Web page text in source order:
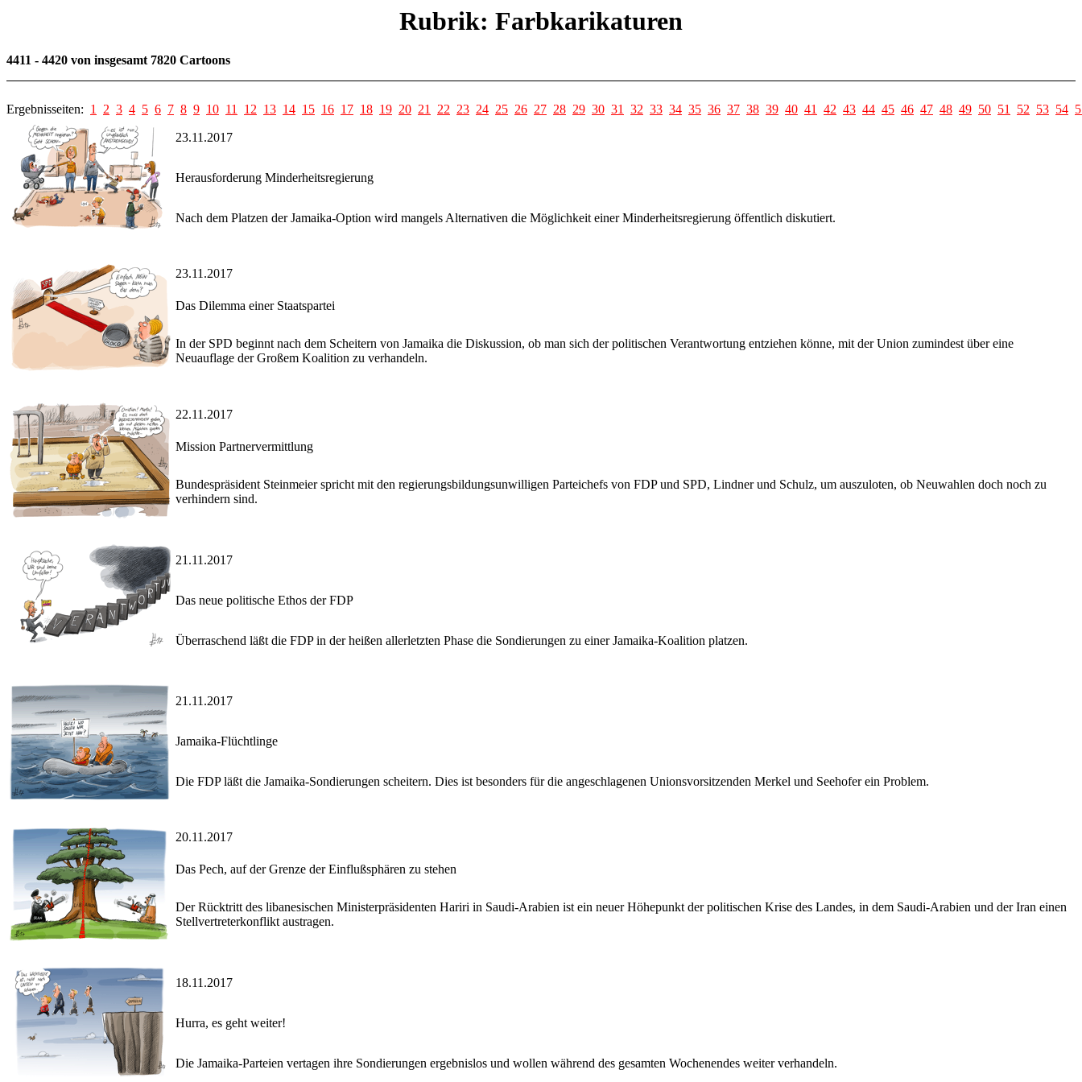
Rubrik: Farbkarikaturen
4411 - 4420 von insgesamt 7820 Cartoons
Ergebnisseiten: 1 2 3 4 5 6 7 8 9 10 11 12 13 14 15 16 17 18 19 20 21 22 23 24 25 26 27 28 29 30 31 32 33 34 35 36 37 38 39 40 41 42 43 44 45 46 47 48 49 50 51 52 53 54
23.11.2017
Herausforderung Minderheitsregierung
Nach dem Platzen der Jamaika-Option wird mangels Alternativen die Möglichkeit einer Minderheitsregierung öffentlich diskutiert.
23.11.2017
Das Dilemma einer Staatspartei
In der SPD beginnt nach dem Scheitern von Jamaika die Diskussion, ob man sich der politischen Verantwortung entziehen könne, mit der Union zumindest über eine
Neuauflage der Großem Koalition zu verhandeln.
22.11.2017
Mission Partnervermittlung
Bundespräsident Steinmeier spricht mit den regierungsbildungsunwilligen Parteichefs von FDP und SPD, Lindner und Schulz, um auszuloten, ob Neuwahlen doch noch zu
verhindern sind.
21.11.2017
Das neue politische Ethos der FDP
Überraschend läßt die FDP in der heißen allerletzten Phase die Sondierungen zu einer Jamaika-Koalition platzen.
21.11.2017
Jamaika-Flüchtlinge
Die FDP läßt die Jamaika-Sondierungen scheitern. Dies ist besonders für die angeschlagenen Unionsvorsitzenden Merkel und Seehofer ein Problem.
20.11.2017
Das Pech, auf der Grenze der Einflußsphären zu stehen
Der Rücktritt des libanesischen Ministerpräsidenten Hariri in Saudi-Arabien ist ein neuer Höhepunkt der politischen Krise des Landes, in dem Saudi-Arabien und der Iran einen
Stellvertreterkonflikt austragen.
18.11.2017
Hurra, es geht weiter!
Die Jamaika-Parteien vertagen ihre Sondierungen ergebnislos und wollen während des gesamten Wochenendes weiter verhandeln.